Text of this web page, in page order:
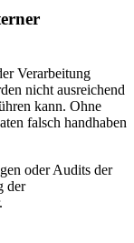
Verarbeitung
nicht ausreichend
kann. Ohne
falsch handhaben
oder Audits der
der